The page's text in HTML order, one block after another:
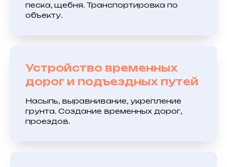
песка, щебня. Транспортировка по
объекту.
Устройство временных
дорог и подъездных путей
Насыпь, выравнивание, укрепление
грунта. Создание временных дорог,
проездов.